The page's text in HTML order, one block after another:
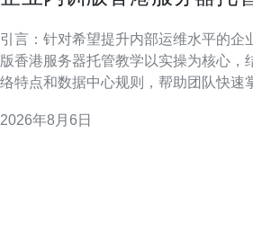
引言：针对希望提升内部运维水平的企
版香港服务器托管教学以实操为核心，
络特点和数据中心规则，帮助团队快速
管教学 选择内训版香港服务器托管教学，可以在受控
2026年8月6日